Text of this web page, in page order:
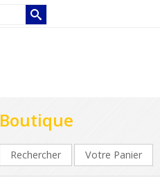
Boutique
Rechercher Votre Panier